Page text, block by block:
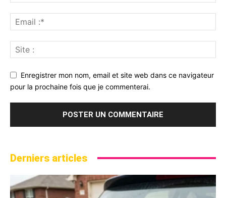
Enregistrer mon nom, email et site web dans ce navigateur
pour la prochaine fois que je commenterai.
Derniers articles